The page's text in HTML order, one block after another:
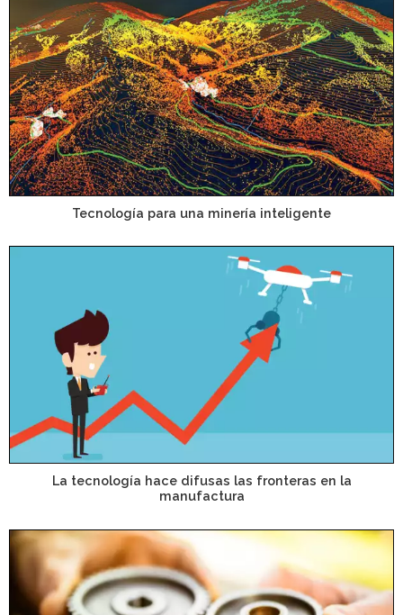
Tecnología para una minería inteligente
La tecnología hace difusas las fronteras en la
manufactura